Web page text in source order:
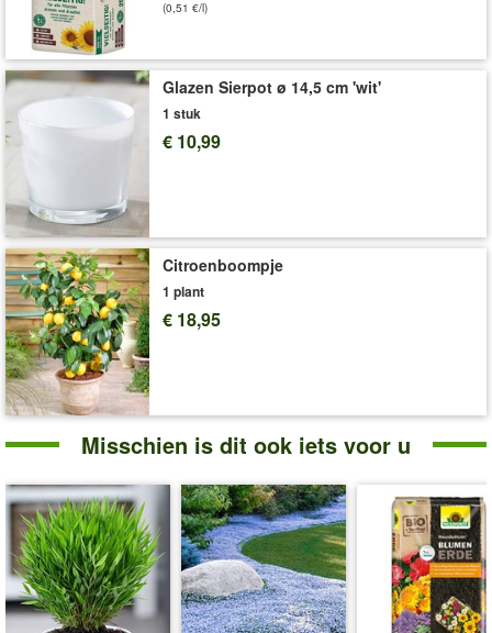
Art.nr.:7752
Levering omvat:
'Roos van Jericho'
Plant- en Verzorgingstips
(0,51 €/l)
Glazen Sierpot ø 14,5 cm 'wit'
1 stuk
€ 10,99
Citroenboompje
1 plant
€ 18,95
Misschien is dit ook iets voor u